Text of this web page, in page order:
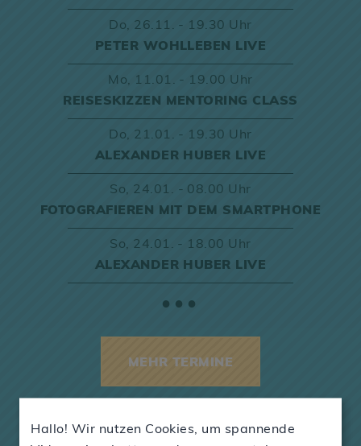
Do, 26.11. - 19.30 Uhr
PETER WOHLLEBEN LIVE
Mo, 11.01. - 19.00 Uhr
REISESKIZZEN MENTORING CLASS
Do, 21.01. - 19.30 Uhr
ALEXANDER HUBER LIVE
So, 24.01. - 08.00 Uhr
FOTOGRAFIEREN MIT DEM SMARTPHONE
So, 24.01. - 18.00 Uhr
ALEXANDER HUBER LIVE
●●●
MEHR TERMINE
Hallo! Wir nutzen Cookies, um spannende